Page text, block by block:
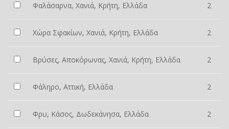
Φαλάσαρνα, Χανιά, Κρήτη, Ελλάδα 2
Χώρα Σφακίων, Χανιά, Κρήτη, Ελλάδα 2
Βρύσες, Αποκόρωνας, Χανιά, Κρήτη, Ελλάδα 2
Φάληρο, Αττική, Ελλάδα 2
Φρυ, Κάσος, Δωδεκάνησα, Ελλάδα 2